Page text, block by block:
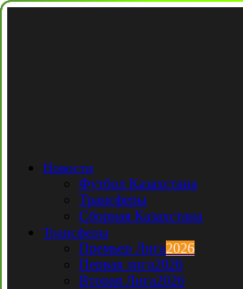
Новости
Футбол Казахстана
Трансферы
Сборная Казахстана
Трансферы
Премьер Лига2026
Первая лига2026
Вторая Лига2026